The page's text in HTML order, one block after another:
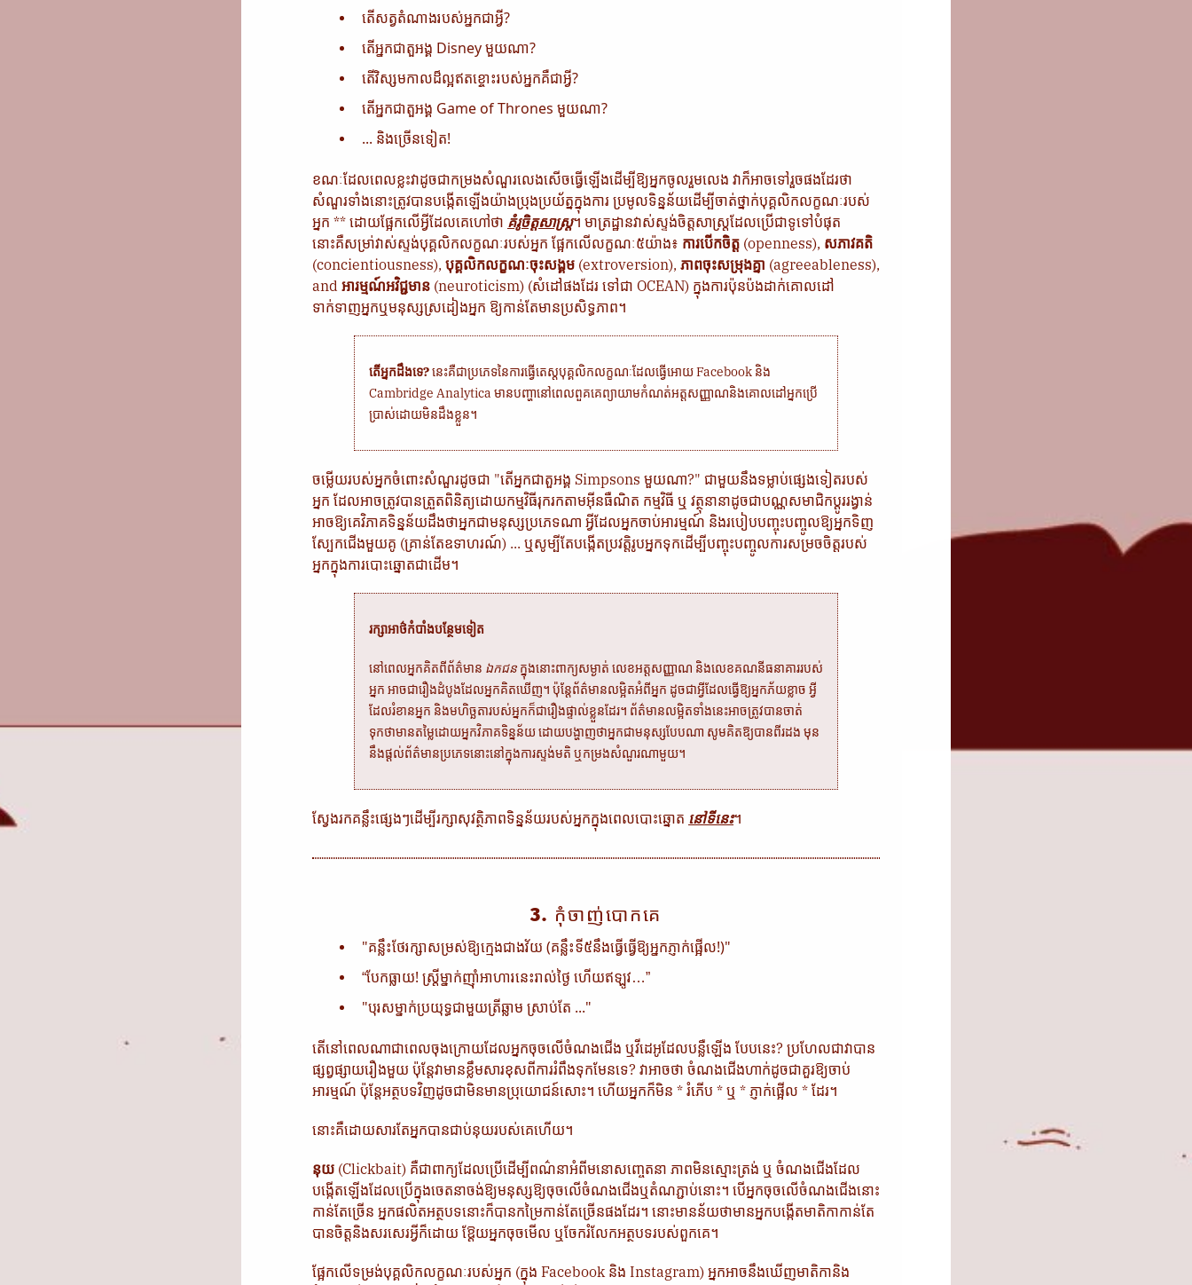
តើសត្វតំណាងរបស់អ្នកជាអ្វី?
តើអ្នកជាតួអង្គ Disney មួយណា?
តើវិស្សមកាលដ៏ល្អឥតខ្ចោះរបស់អ្នកគឺជាអ្វី?
តើអ្នកជាតួអង្គ Game of Thrones មួយណា?
... និងច្រើនទៀត!
ខណៈដែលពេលខ្លះវាដូចជាកម្រងសំណួរលេងសើចធ្វើឡើងដើម្បីឱ្យអ្នកចូលរួមលេង វាក៏អាចទៅរួចផងដែរថា
សំណួរទាំងនោះត្រូវបានបង្កើតឡើងយ៉ាងប្រុងប្រយ័ត្នក្នុងការ​ ប្រមូលទិន្នន័យដើម្បីចាត់ថ្នាក់បុគ្គលិកលក្ខណៈរបស់
អ្នក ** ដោយផ្អែកលើអ្វីដែលគេហៅថា គំរូចិត្តសាស្ត្រ។ មាត្រដ្ឋានវាស់ស្ទង់ចិត្តសាស្ត្រដែលប្រើជាទូទៅបំផុត
នោះគឺសម្រា់វាស់ស្ទង់បុគ្គលិកលក្ខណៈរបស់អ្នក ផ្អែកលើលក្ខណៈ៥យ៉ាង៖ ការបើកចិត្ត (openness), សភាវគតិ
(concientiousness), បុគ្គលិកលក្ខណៈចុះសង្គម ​ (extroversion), ភាពចុះសម្រុងគ្នា (agreeableness),
and អារម្មណ៍អវិជ្ជមាន (neuroticism) (សំដៅផងដែរ ទៅជា OCEAN) ក្នុងការប៉ុនប៉ងដាក់គោលដៅ
ទាក់ទាញអ្នកឬមនុស្សស្រដៀងអ្នក ឱ្យកាន់តែមានប្រសិទ្ធភាព។
តើអ្នកដឹងទេ?នេះគឺជាប្រភេទនៃការធ្វើតេស្តបុគ្គលិកលក្ខណៈដែលធ្វើអោយ Facebook និង
Cambridge Analytica មានបញ្ហានៅពេលពួគគេព្យាយាមកំណត់អត្តសញ្ញាណនិងគោលដៅអ្នកប្រើ
ប្រាស់ដោយមិនដឹងខ្លួន។
ចម្លើយរបស់អ្នកចំពោះសំណួរដូចជា "តើអ្នកជាតួអង្គ Simpsons មួយណា?" ជាមួយនឹងទម្លាប់ផ្សេងទៀតរបស់
អ្នក ដែលអាចត្រូវបានត្រួតពិនិត្យដោយកម្មវិធីរុករកតាមអ៊ីនធឺណិត កម្មវិធី ឬ វត្ថុនានាដូចជាបណ្ណសមាជិកប្ដូររង្វាន់
អាចឱ្យគេវិភាគទិន្នន័យដឹងថាអ្នកជាមនុស្សប្រភេទណា អ្វីដែលអ្នកចាប់អារម្មណ៍ និងរបៀបបញ្ចុះបញ្ចូលឱ្យអ្នកទិញ
ស្បែកជើងមួយគូ (គ្រាន់តែឧទាហរណ៍) ... ឬសូម្បីតែបង្កើតប្រវត្តិរូបអ្នកទុក​ដើម្បី​បញ្ចុះបញ្ចូលការសម្រចចិត្តរបស់
អ្នកក្នុង​ការ​បោះឆ្នោតជាដើម។
រក្សាអាថ៌កំបាំងបន្ថែមទៀត
នៅពេលអ្នកគិតពីព័ត៌មាន ឯកជន ក្នុងនោះពាក្យសម្ងាត់ លេខអត្តសញ្ញាណ និងលេខគណនីធនាគាររបស់
អ្នក អាចជារឿងដំបូងដែលអ្នកគិតឃើញ។ ប៉ុន្តែព័ត៌មានលម្អិតអំពីអ្នក ដូចជាអ្វីដែលធ្វើឱ្យអ្នកភ័យខ្លាច អ្វី
ដែលរំខានអ្នក និងមហិច្ឆតារបស់អ្នកក៏ជារឿងផ្ទាល់ខ្លួនដែរ។ ព័ត៌មានលម្អិតទាំងនេះអាចត្រូវបានចាត់
ទុកថាមានតម្លៃដោយអ្នកវិភាគទិន្នន័យ ដោយបង្ហាញថាអ្នកជាមនុស្សបែបណា សូមគិតឱ្យបានពីរដង មុន
នឹងផ្តល់ព័ត៌មានប្រភេទនោះនៅក្នុងការស្ទង់មតិ ឬកម្រងសំណួរណាមួយ។
ស្វែងរកគន្លឹះផ្សេងៗដើម្បីរក្សាសុវត្ថិភាពទិន្នន័យរបស់អ្នកក្នុងពេលបោះឆ្នោត នៅទីនេះ។
3. កុំចាញ់បោកគេ
"គន្លឹះថែរក្សាសម្រស់ឱ្យក្មេងជាងវ័យ (គន្លឹះទី៥នឹងធ្វើធ្វើឱ្យអ្នកភ្ញាក់ផ្អើល!)"
“បែកធ្លាយ! ស្រ្តីម្នាក់​ញ៉ាំ​អាហារ​នេះ​រាល់​ថ្ងៃ ហើយ​ឥឡូវ…”
"បុរសម្នាក់ប្រយុទ្ធជាមួយត្រីឆ្លាម ស្រាប់តែ ..."
តើនៅពេលណាជាពេលចុងក្រោយដែលអ្នកចុចលើចំណងជើង ឬវីដេអូដែលបន្លឺឡើង បែបនេះ? ប្រហែល​ជា​វា​បាន​
ផ្សព្វផ្សាយ​រឿង​មួយ ប៉ុន្តែ​វា​មាន​ខ្លឹមសារ​ខុសពីការរំពឹងទុកមែនទេ? វាអាចថា ចំណងជើងហាក់ដូចជាគួរឱ្យចាប់
អារម្មណ៍ ប៉ុន្តែអត្ថបទវិញដូចជាមិនមានប្រុយោជន៍សោះ។ ហើយអ្នកក៏មិន * រំភើប * ឬ * ភ្ញាក់ផ្អើល * ដែរ។
នោះ​គឺ​ដោយ​សារ​តែ​អ្នក​​បានជាប់នុយរបស់គេហើយ​។
នុយ (Clickbait) គឺជាពាក្យដែលប្រើដើម្បីពណ៌នាអំពីមនោសញ្ចេតនា ភាពមិនស្មោះត្រង់ ឬ ចំណងជើងដែល
បង្កើតឡើងដែលប្រើក្នុងចេតនាចង់ឱ្យមនុស្សឱ្យចុចលើចំណងជើងឬតំណភ្ជាប់នោះ។ បើអ្នកចុចលើចំណងជើងនោះ
កាន់តែច្រើន អ្នកផលិតអត្ថបទនោះក៏បានកម្រៃកាន់តែច្រើនផងដែរ។ នោះមានន័យថាមានអ្នកបង្កើតមាតិកាកាន់តែ
បានចិត្តនិង​សរសេរអ្វីក៏ដោយ ឱ្តែយអ្នកចុចមើល ឬចែករំលែកអត្ថបទរបស់ពួកគេ។
ផ្អែកលើទម្រង់បុគ្គលិកលក្ខណៈរបស់អ្នក (ក្នុង Facebook និង Instagram) អ្នកអាចនឹងឃើញមាតិកានិង